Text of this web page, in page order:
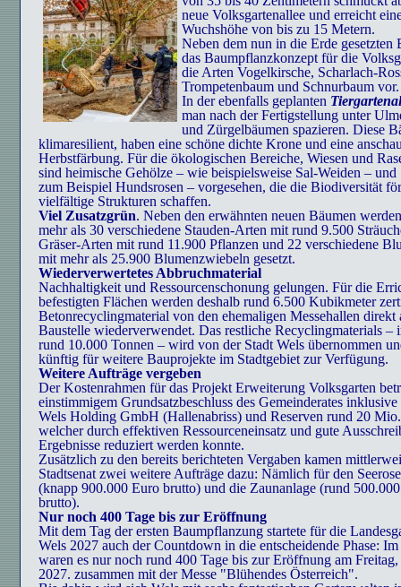
neue Volksgartenallee und erreicht
Wuchshöhe von bis zu 15 Metern.
Neben dem nun in die Erde gesetzten
das Baumpflanzkonzept für die
die Arten Vogelkirsche, Scharlach-
Trompetenbaum und Schnurbaum vor.
In der ebenfalls geplanten
man nach der Fertigstellung unter
und Zürgelbäumen spazieren. Diese
klimaresilient, haben eine schöne dichte Krone und eine
Herbstfärbung. Für die ökologischen Bereiche, Wiesen und
sind heimische Gehölze – wie beispielsweise Sal-Weiden – und
zum Beispiel Hundsrosen – vorgesehen, die die Biodiversität
vielfältige Strukturen schaffen.
Viel Zusatzgrün. Neben den erwähnten neuen Bäumen
mehr als 30 verschiedene Stauden-Arten mit rund 9.500
Gräser-Arten mit rund 11.900 Pflanzen und 22 verschiedene
mit mehr als 25.900 Blumenzwiebeln gesetzt.
Wiederverwertetes Abbruchmaterial
Nachhaltigkeit und Ressourcenschonung gelungen. Für die
befestigten Flächen werden deshalb rund 6.500 Kubikmeter
Betonrecyclingmaterial von den ehemaligen Messehallen direkt
Baustelle wiederverwendet. Das restliche Recyclingmaterials –
rund 10.000 Tonnen – wird von der Stadt Wels übernommen
künftig für weitere Bauprojekte im Stadtgebiet zur Verfügung.
Weitere Aufträge vergeben
Der Kostenrahmen für das Projekt Erweiterung Volksgarten
einstimmigem Grundsatzbeschluss des Gemeinderates
Wels Holding GmbH (Hallenabriss) und Reserven rund 20
welcher durch effektiven Ressourceneinsatz und gute
Ergebnisse reduziert werden konnte.
Zusätzlich zu den bereits berichteten Vergaben kamen
Stadtsenat zwei weitere Aufträge dazu: Nämlich für den
(knapp 900.000 Euro brutto) und die Zaunanlage (rund
brutto).
Nur noch 400 Tage bis zur Eröffnung
Mit dem Tag der ersten Baumpflanzung startete für die
Wels 2027 auch der Countdown in die entscheidende Phase:
waren es nur noch rund 400 Tage bis zur Eröffnung am
2027. zusammen mit der Messe "Blühendes Österreich".